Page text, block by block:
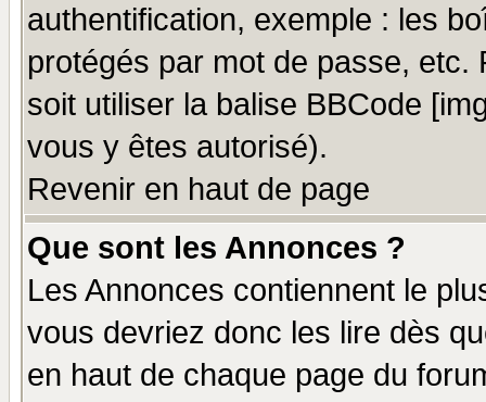
authentification, exemple : les
protégés par mot de passe,
soit utiliser la balise BBCode
vous y êtes autorisé).
Revenir en haut de page
Que sont les Annonces ?
Les Annonces contiennent le
vous devriez donc les lire dès
en haut de chaque page du